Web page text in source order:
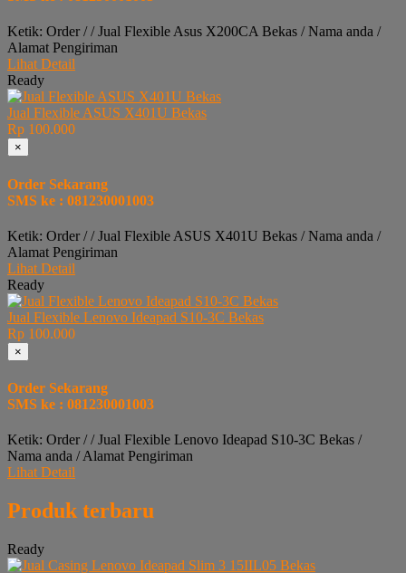
Ketik: Order / / Jual Flexible Asus X200CA Bekas / Nama anda /
Alamat Pengiriman
Lihat Detail
Ready
Jual Flexible ASUS X401U Bekas
Rp 100.000
×
Order Sekarang
SMS ke : 081230001003
Ketik: Order / / Jual Flexible ASUS X401U Bekas / Nama anda /
Alamat Pengiriman
Lihat Detail
Ready
Jual Flexible Lenovo Ideapad S10-3C Bekas
Rp 100.000
×
Order Sekarang
SMS ke : 081230001003
Ketik: Order / / Jual Flexible Lenovo Ideapad S10-3C Bekas /
Nama anda / Alamat Pengiriman
Lihat Detail
Produk terbaru
Ready